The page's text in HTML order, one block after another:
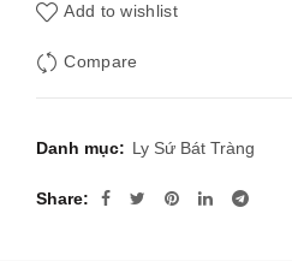
Add to wishlist
Compare
Danh mục: Ly Sứ Bát Tràng
Share